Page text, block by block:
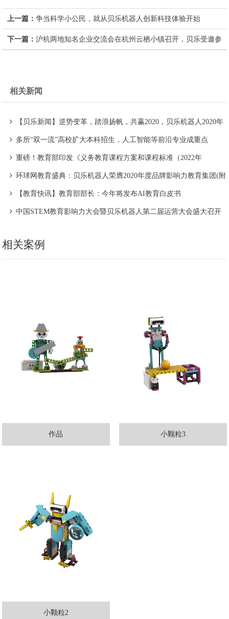
上一篇：争当科学小公民，就从贝乐机器人创新科技体验开始
下一篇：沪杭两地知名企业交流会在杭州云栖小镇召开，贝乐受邀参
相关新闻
【贝乐新闻】逆势变革，踏浪扬帆，共赢2020，贝乐机器人2020年
度盛宴圆满结束！
多所“双一流”高校扩大本科招生，人工智能等前沿专业成重点
重磅！教育部印发《义务教育课程方案和课程标准（2022年
版）》，信息技术课程正式纳入义务教育
环球网教育盛典：贝乐机器人荣膺2020年度品牌影响力教育集团(附
环球网独家采访)
【教育快讯】教育部部长：今年将发布AI教育白皮书
中国STEM教育影响力大会暨贝乐机器人第二届运营大会盛大召开
相关案例
作品 小颗粒3
小颗粒2